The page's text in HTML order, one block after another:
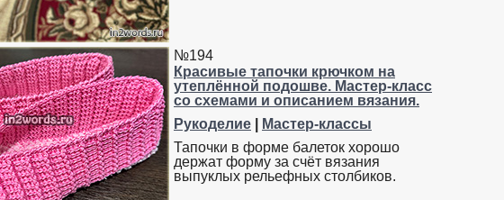
№194
Красивые тапочки крючком на
утеплённой подошве. Мастер-класс
со схемами и описанием вязания.
Рукоделие
Мастер-классы
Тапочки в форме балеток хорошо
держат форму за счёт вязания
выпуклых рельефных столбиков.